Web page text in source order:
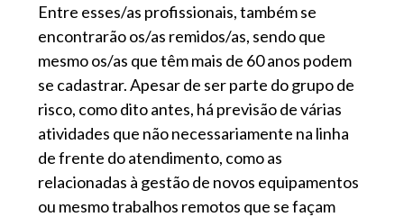
Entre esses/as profissionais, também se
encontrarão os/as remidos/as, sendo que
mesmo os/as que têm mais de 60 anos podem
se cadastrar. Apesar de ser parte do grupo de
risco, como dito antes, há previsão de várias
atividades que não necessariamente na linha
de frente do atendimento, como as
relacionadas à gestão de novos equipamentos
ou mesmo trabalhos remotos que se façam